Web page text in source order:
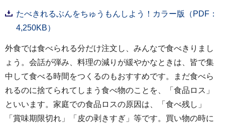
たべきれるぶんをちゅうもんしよう！カラー版（PDF：
4,250KB）
外食では食べられる分だけ注文し、みんなで食べきりまし
ょう。会話が弾み、料理の減りが緩やかなときは、皆で集
中して食べる時間をつくるのもおすすめです。まだ食べら
れるのに捨てられてしまう食べ物のことを、「食品ロス」
といいます。家庭での食品ロスの原因は、「食べ残し」
「賞味期限切れ」「皮の剥きすぎ」等です。買い物の時に